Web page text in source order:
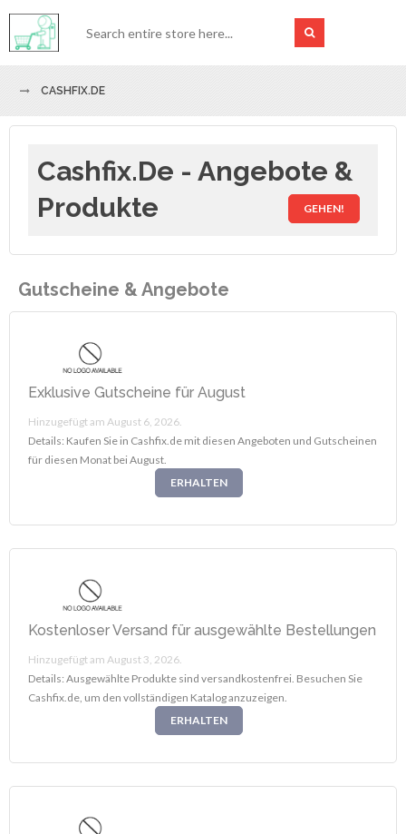
CASHFIX.DE
Cashfix.de - Angebote &
Produkte
GEHEN!
Gutscheine & Angebote
Exklusive Gutscheine für August
Hinzugefügt am August 6, 2026.
Details: Kaufen Sie in Cashfix.de mit diesen Angeboten und Gutscheinen
für diesen Monat bei August.
ERHALTEN
Kostenloser Versand für ausgewählte Bestellungen
Hinzugefügt am August 3, 2026.
Details: Ausgewählte Produkte sind versandkostenfrei. Besuchen Sie
Cashfix.de, um den vollständigen Katalog anzuzeigen.
ERHALTEN